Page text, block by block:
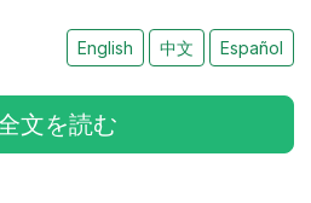
English 中文 Español
文を読む